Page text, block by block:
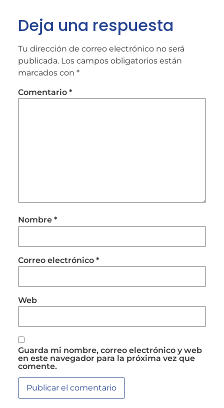
Deja una respuesta
Tu dirección de correo electrónico no será
publicada. Los campos obligatorios están
marcados con *
Comentario *
Nombre *
Correo electrónico *
Web
Guarda mi nombre, correo electrónico y web
en este navegador para la próxima vez que
comente.